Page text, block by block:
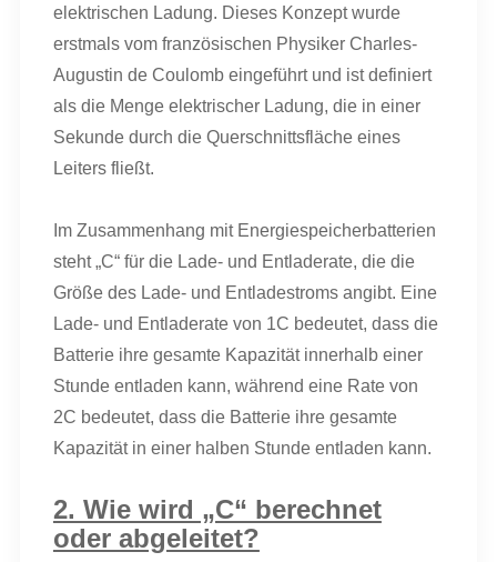
elektrischen Ladung. Dieses Konzept wurde
erstmals vom französischen Physiker Charles-
Augustin de Coulomb eingeführt und ist definiert
als die Menge elektrischer Ladung, die in einer
Sekunde durch die Querschnittsfläche eines
Leiters fließt.
Im Zusammenhang mit Energiespeicherbatterien
steht „C“ für die Lade- und Entladerate, die die
Größe des Lade- und Entladestroms angibt. Eine
Lade- und Entladerate von 1C bedeutet, dass die
Batterie ihre gesamte Kapazität innerhalb einer
Stunde entladen kann, während eine Rate von
2C bedeutet, dass die Batterie ihre gesamte
Kapazität in einer halben Stunde entladen kann.
2. Wie wird „C“ berechnet
oder abgeleitet?